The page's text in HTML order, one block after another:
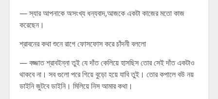
— স্যার আপনাকে অসংখ্য ধন্যবাদ,আজকে একটা কাজের মতো কাজ
করেছেন।
শ্রাবনের কথা শুনে রাগে ফোসফোস করে চাঁদনী বললো
— বজ্জাত শ্রাবইন্না তুই যে দাঁত কেলিয়ে হাসছিস তোর সেই দাঁত একটাও
থাকবে না। সব গুলো পরে গিয়ে বুড়ো হয়ে যাবি তুই। তোর কপালে বউ নয়
ডাইনি জুটবে ডাইনি। মিলিয়ে নিস আমার কথা।